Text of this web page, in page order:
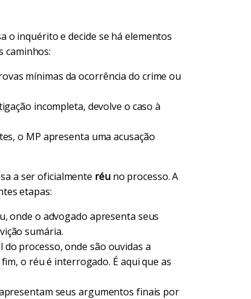
o inquérito e decide se há elementos
caminhos:
mínimas da ocorrência do crime ou
incompleta, devolve o caso à
o MP apresenta uma acusação
a ser oficialmente réuno processo. A
etapas:
onde o advogado apresenta seus
sumária.
processo, onde são ouvidas a
o réu é interrogado. É aqui que as
seus argumentos finais por